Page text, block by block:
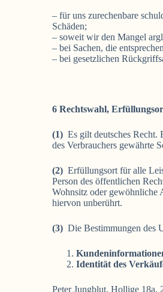
– für uns zurechenbare
Schäden;
– soweit wir den Mangel
– bei Sachen, die
– bei gesetzlichen
6 Rechtswahl,
(1) Es gilt deutsches Recht.
des Verbrauchers gewährte
(2) Erfüllungsort für alle
Person des öffentlichen
Wohnsitz oder gewöhnliche
hiervon unberührt.
(3) Die Bestimmungen des
Identität des
Peter Jungblut, Hollige 18a,